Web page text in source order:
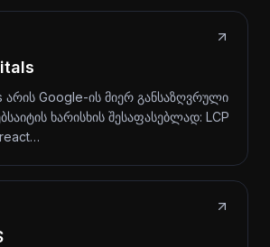
არის Google-ის მიერ განსაზღვრული
ხარისხის შესაფასებლად: LCP